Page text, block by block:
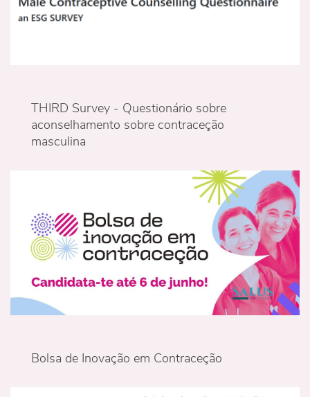
THIRD Survey - Questionário sobre
aconselhamento sobre contraceção
masculina
Bolsa de Inovação em Contraceção